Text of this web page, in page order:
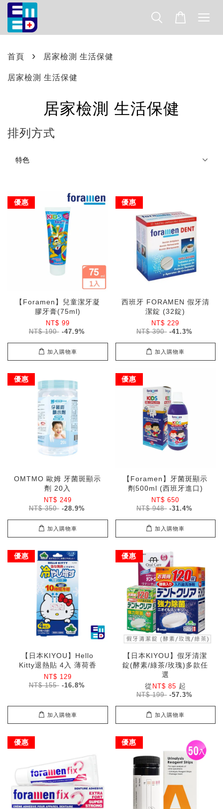
首頁 › 居家檢測 生活保健
居家檢測 生活保健
居家檢測 生活保健
排列方式
優惠
【Foramen】兒童潔牙凝
膠牙膏(75ml)
NT$ 99
NT$ 190 -47.9%
加入購物車
優惠
西班牙 FORAMEN 假牙清
潔錠 (32錠)
NT$ 229
NT$ 390 -41.3%
加入購物車
優惠
OMTMO 歐姆 牙菌斑顯示
劑 20入
NT$ 249
NT$ 350 -28.9%
加入購物車
優惠
【Foramen】牙菌斑顯示
劑500ml (西班牙進口)
NT$ 650
NT$ 948 -31.4%
加入購物車
優惠
【日本KIYOU】Hello
Kitty退熱貼 4入 薄荷香
NT$ 129
NT$ 155 -16.8%
加入購物車
優惠
【日本KIYOU】假牙清潔
錠(酵素/綠茶/玫瑰)多款任
選
從 NT$ 85 起
NT$ 199 -57.3%
加入購物車
優惠 優惠